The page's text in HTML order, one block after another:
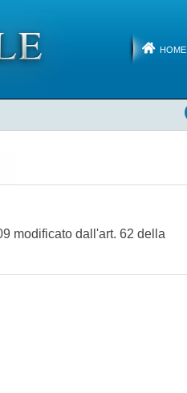
HOME
modificato dall'art. 62 della